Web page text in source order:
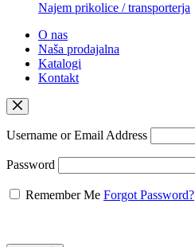
Najem prikolice / transporterja
O nas
Naša prodajalna
Katalogi
Kontakt
Username or Email Address
Password
Remember Me Forgot Password?